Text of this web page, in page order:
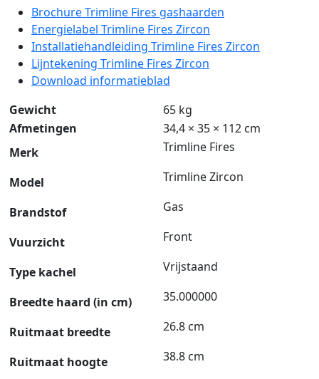
Brochure Trimline Fires gashaarden
Energielabel Trimline Fires Zircon
Installatiehandleiding Trimline Fires Zircon
Lijntekening Trimline Fires Zircon
Download informatieblad
Gewicht
65 kg
Afmetingen
34,4 × 35 × 112 cm
Merk
Trimline Fires
Model Trimline Zircon
Brandstof Gas
Vuurzicht Front
Type kachel Vrijstaand
Breedte haard (in cm) 35.000000
Ruitmaat breedte 26.8 cm
Ruitmaat hoogte 38.8 cm